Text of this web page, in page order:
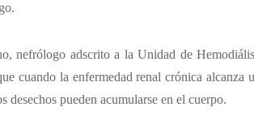
nefrólogo adscrito a la Unidad de
cuando la enfermedad renal crónica alcanza
desechos pueden acumularse en el cuerpo.